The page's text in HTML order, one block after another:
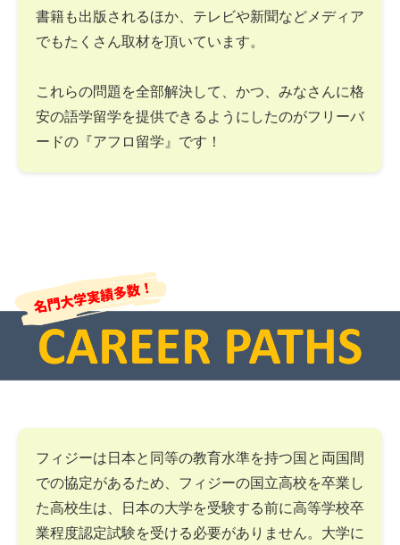
書籍も出版されるほか、テレビや新聞などメディア
でもたくさん取材を頂いています。
これらの問題を全部解決して、かつ、みなさんに格
安の語学留学を提供できるようにしたのがフリーバ
ードの『アフロ留学』です！
フィジーは日本と同等の教育水準を持つ国と両国間
での協定があるため、フィジーの国立高校を卒業し
た高校生は、日本の大学を受験する前に高等学校卒
業程度認定試験を受ける必要がありません。大学に